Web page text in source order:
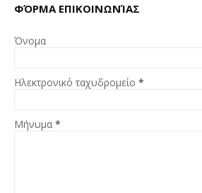
ΦΌΡΜΑ ΕΠΙΚΟΙΝΩΝΊΑΣ
Όνομα
Ηλεκτρονικό ταχυδρομείο *
Μήνυμα *